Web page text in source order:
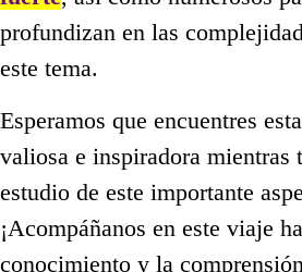
profundizan en las
este tema.
Esperamos que encuentres
valiosa e inspiradora mientras
estudio de este importante
¡Acompáñanos en este viaje
conocimiento y la